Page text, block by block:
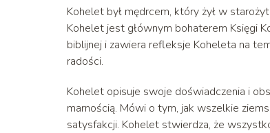
Kohelet był mędrcem, który żył w
Kohelet jest głównym bohaterem Księgi
biblijnej i zawiera refleksje Koheleta na
radości.
Kohelet opisuje swoje doświadczenia i
marnością. Mówi o tym, jak wszelkie
satysfakcji. Kohelet stwierdza, że